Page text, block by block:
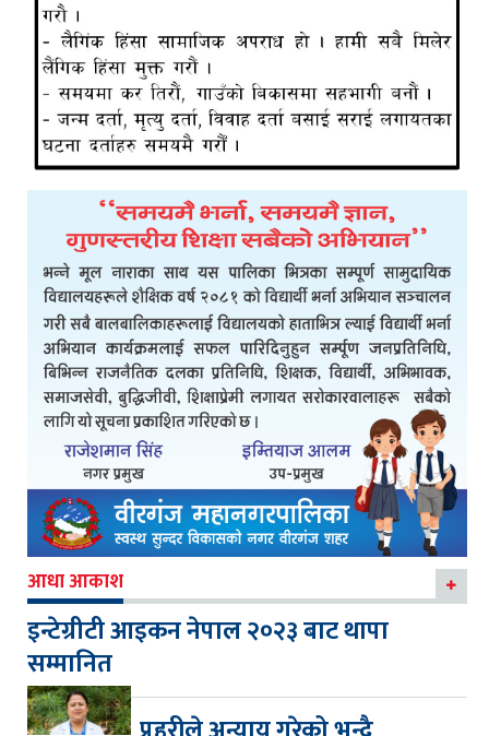
आधा आकाश
इन्टेग्रीटी आइकन नेपाल २०२३ बाट थापा
सम्मानित